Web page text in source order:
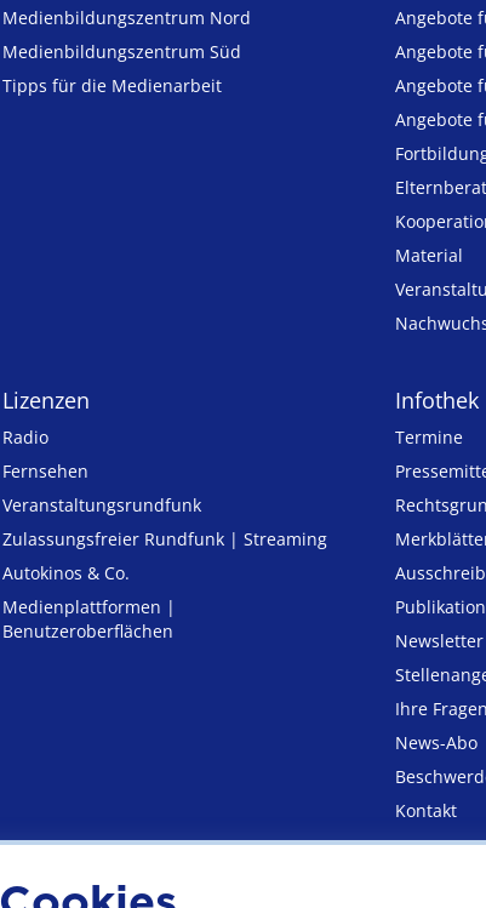
Medienbildungszentrum Nord
Medienbildungszentrum Süd
Tipps für die Medienarbeit
Angebote
Angebote
Angebote
Angebote
Material
Lizenzen
Radio
Fernsehen
Veranstaltungsrundfunk
Zulassungs­freier Rund­funk | Streaming
Autokinos & Co.
Medienplattformen |
Benutzeroberflächen
Infothek
Termine
Newsletter
Ihre
News-Abo
Kontakt